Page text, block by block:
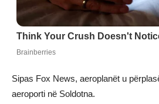
Sipas Fox News, aeroplanët u
aeroporti në Soldotna.